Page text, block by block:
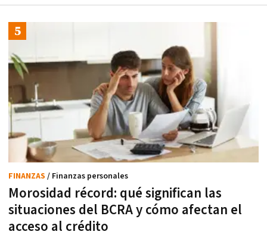
Morosidad récord: qué significan las
situaciones del BCRA y cómo afectan el
acceso al crédito
FINANZAS / Finanzas personales